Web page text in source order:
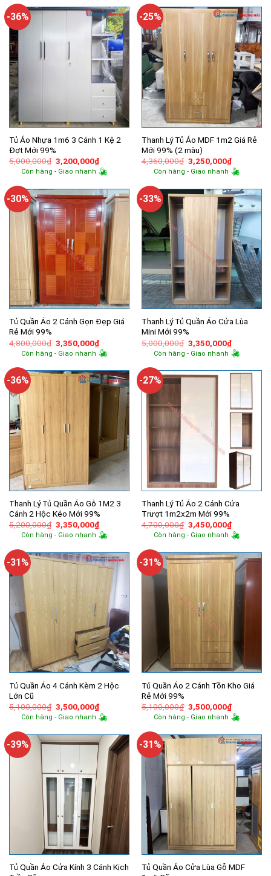
3,200,000₫.
-36%
Tủ Áo Nhựa 1m6 3 Cánh 1 Kệ 2
Đợt Mới 99%
5,000,000₫ Giá
gốc
là:
3,200,000₫Giá
hiện
tại
3,200,000₫.
Còn hàng - Giao nhanh
-25%
Thanh Lý Tủ Áo MDF 1m2 Giá Rẻ
Mới 99% (2 màu)
4,360,000₫ Giá
gốc
là:
3,250,000₫Giá
hiện
tại
Còn hàng - Giao nhanh
-30%
Tủ Quần Áo 2 Cánh Gọn Đẹp Giá
Rẻ Mới 99%
4,800,000₫ Giá
gốc
là:
3,350,000₫Giá
hiện
tại
3,350,000₫.
Còn hàng - Giao nhanh
-33%
Thanh Lý Tủ Quần Áo Cửa Lùa
Mini Mới 99%
5,000,000₫ Giá
gốc
là:
3,350,000₫Giá
hiện
tại
Còn hàng - Giao nhanh
-36%
Thanh Lý Tủ Quần Áo Gỗ 1M2 3
Cánh 2 Hộc Kéo Mới 99%
5,200,000₫ Giá
gốc
là:
3,350,000₫Giá
hiện
tại
3,350,000₫.
Còn hàng - Giao nhanh
-27%
Thanh Lý Tủ Áo 2 Cánh Cửa
Trượt 1m2x2m Mới 99%
4,700,000₫ Giá
gốc
là:
3,450,000₫Giá
hiện
tại
Còn hàng - Giao nhanh
-31%
Tủ Quần Áo 4 Cánh Kèm 2 Hộc
Lớn Cũ
5,100,000₫ Giá
gốc
là:
3,500,000₫Giá
hiện
tại
3,500,000₫.
Còn hàng - Giao nhanh
-31%
Tủ Quần Áo 2 Cánh Tồn Kho Giá
Rẻ Mới 99%
5,100,000₫ Giá
gốc
là:
3,500,000₫Giá
hiện
tại
Còn hàng - Giao nhanh
-39%
Tủ Quần Áo Cửa Kính 3 Cánh Kịch
-31%
Tủ Quần Áo Cửa Lùa Gỗ MDF